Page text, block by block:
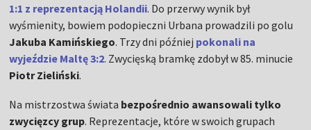
1:1 z reprezentacją Holandii. Do przerwy wynik był
wyśmienity, bowiem podopieczni Urbana prowadzili po golu
Jakuba Kamińskiego. Trzy dni później pokonali na
wyjeździe Maltę 3:2. Zwycięską bramkę zdobył w 85. minucie
Piotr Zieliński.
Na mistrzostwa świata bezpośrednio awansowali tylko
zwycięzcy grup. Reprezentacje, które w swoich grupach